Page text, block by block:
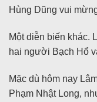
Hùng Dũng vui
Một diễn biến khác.
hai người Bạch Hổ
Mặc dù hôm nay
Phạm Nhật Long,